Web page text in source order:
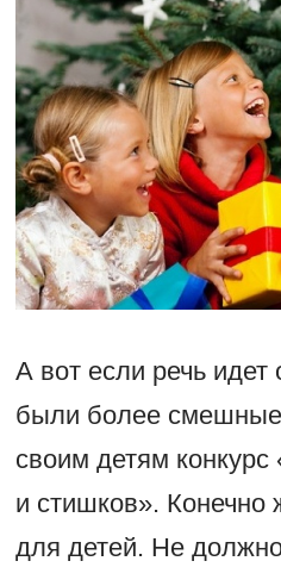
А вот если речь
были более
своим детям конкурс
и стишков». Конечно
для детей. Не